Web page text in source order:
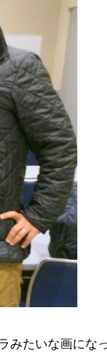
たいな画にな